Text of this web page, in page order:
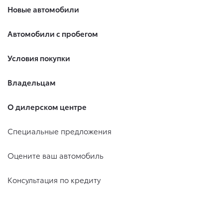
Новые автомобили
Автомобили с пробегом
Условия покупки
Владельцам
О дилерском центре
Специальные предложения
Оцените ваш автомобиль
Консультация по кредиту